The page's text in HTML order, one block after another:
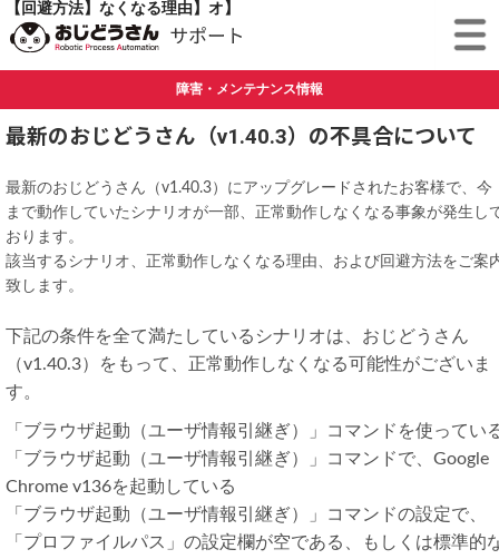
障害・メンテナンス情報
最新のおじどうさん（v1.40.3）の不具合について
【概要】
最新のおじどうさん（v1.40.3）にアップグレードされたお客様で、今
まで動作していたシナリオが一部、正常動作しなくなる事象が発生し
おります。
該当するシナリオ、正常動作しなくなる理由、および回避方法をご案
致します。
【正常動作しなくなるシナリオ】
下記の条件を全て満たしているシナリオは、おじどうさん
（v1.40.3）をもって、正常動作しなくなる可能性がございま
す。
「ブラウザ起動（ユーザ情報引継ぎ）」コマンドを使ってい
「ブラウザ起動（ユーザ情報引継ぎ）」コマンドで、Google
Chrome v136を起動している
「ブラウザ起動（ユーザ情報引継ぎ）」コマンドの設定で、
「プロファイルパス」の設定欄が空である、もしくは標準的
【正常動作しなくなる理由】
【回避方法】